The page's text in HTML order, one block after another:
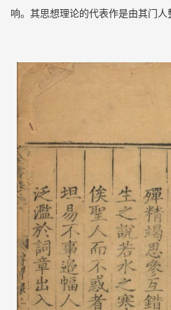
响。其思想理论的代表作是由其门人